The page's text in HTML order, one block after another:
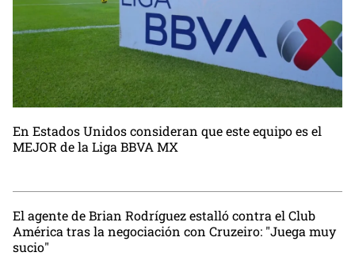
En Estados Unidos consideran que este equipo es el
MEJOR de la Liga BBVA MX
El agente de Brian Rodríguez estalló contra el Club
América tras la negociación con Cruzeiro: "Juega muy
sucio"